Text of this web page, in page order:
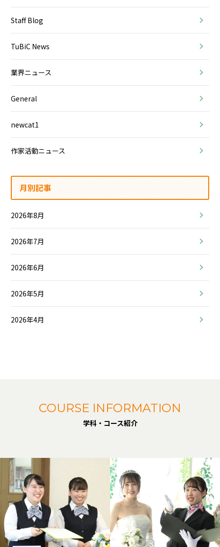
Staff Blog
TuBiC News
業界ニュース
General
newcat1
作家活動ニュース
月別記事
2026年8月
2026年7月
2026年6月
2026年5月
2026年4月
COURSE INFORMATION
学科・コース紹介